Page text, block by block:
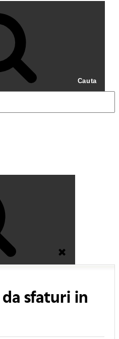
Cauta
sfaturi in